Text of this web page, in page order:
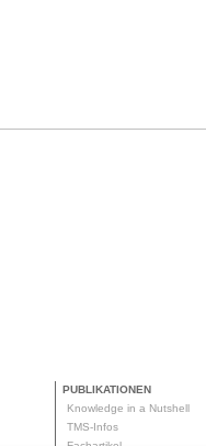
PUBLIKATIONEN
Knowledge in a Nutshell
TMS-Infos